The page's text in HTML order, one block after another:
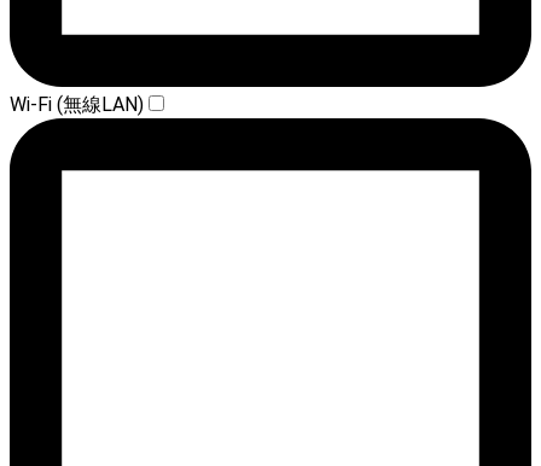
Wi-Fi (無線LAN)